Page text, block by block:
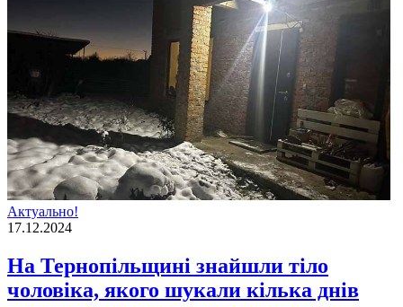
Актуально!
17.12.2024
На Тернопільщині знайшли тіло
чоловіка, якого шукали кілька днів